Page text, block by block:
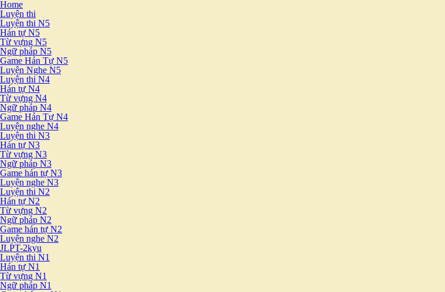
Home
Luyện thi
Luyện thi N5
Hán tự N5
Từ vựng N5
Ngữ pháp N5
Game Hán Tự N5
Luyện Nghe N5
Luyện thi N4
Hán tự N4
Từ vựng N4
Ngữ pháp N4
Game Hán Tự N4
Luyện nghe N4
Luyện thi N3
Hán tự N3
Từ vựng N3
Ngữ pháp N3
Game hán tự N3
Luyện nghe N3
Luyện thi N2
Hán tự N2
Từ vựng N2
Ngữ pháp N2
Game hán tự N2
Luyện nghe N2
JLPT-2kyu
Luyện thi N1
Hán tự N1
Từ vựng N1
Ngữ pháp N1